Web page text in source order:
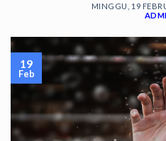
MINGGU, 19
19
Feb